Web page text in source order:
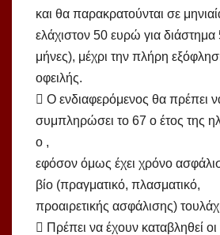
και θα παρακρατούνται σε
ελάχιστον 50 ευρώ για
μήνες), μέχρι την πλήρη
οφειλής.
 Ο ενδιαφερόμενος θα πρέπει
συμπληρώσει το 67 ο έτος της
ο ,
εφόσον όμως έχει χρόνο
βίο (πραγματικό, πλασματικό,
προαιρετικής ασφάλισης)
 Πρέπει να έχουν καταβληθεί οι